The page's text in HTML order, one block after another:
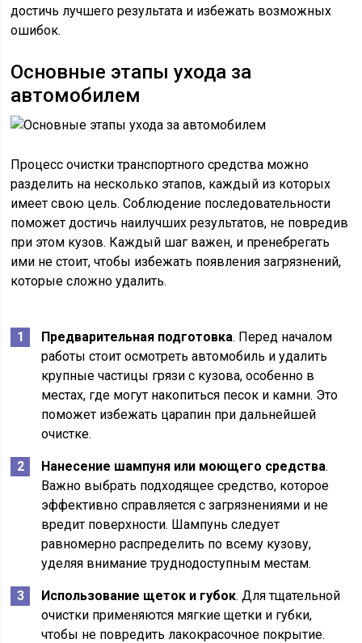
достичь лучшего результата и избежать возможных
ошибок.
Основные этапы ухода за
автомобилем
Процесс очистки транспортного средства можно
разделить на несколько этапов, каждый из которых
имеет свою цель. Соблюдение последовательности
поможет достичь наилучших результатов, не повредив
при этом кузов. Каждый шаг важен, и пренебрегать
ими не стоит, чтобы избежать появления загрязнений,
которые сложно удалить.
Предварительная подготовка. Перед началом
работы стоит осмотреть автомобиль и удалить
крупные частицы грязи с кузова, особенно в
местах, где могут накопиться песок и камни. Это
поможет избежать царапин при дальнейшей
очистке.
Нанесение шампуня или моющего средства.
Важно выбрать подходящее средство, которое
эффективно справляется с загрязнениями и не
вредит поверхности. Шампунь следует
равномерно распределить по всему кузову,
уделяя внимание труднодоступным местам.
Использование щеток и губок. Для тщательной
очистки применяются мягкие щетки и губки,
чтобы не повредить лакокрасочное покрытие.